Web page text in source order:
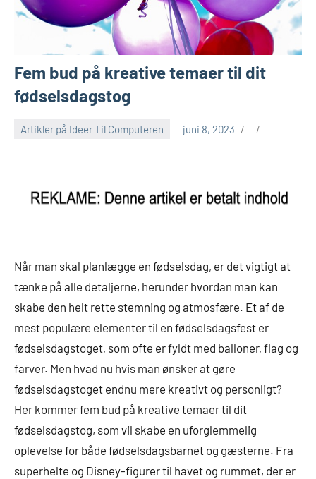
Fem bud på kreative temaer til dit
fødselsdagstog
Artikler på Ideer Til Computeren juni 8, 2023
Når man skal planlægge en fødselsdag, er det vigtigt at
tænke på alle detaljerne, herunder hvordan man kan
skabe den helt rette stemning og atmosfære. Et af de
mest populære elementer til en fødselsdagsfest er
fødselsdagstoget, som ofte er fyldt med balloner, flag og
farver. Men hvad nu hvis man ønsker at gøre
fødselsdagstoget endnu mere kreativt og personligt?
Her kommer fem bud på kreative temaer til dit
fødselsdagstog, som vil skabe en uforglemmelig
oplevelse for både fødselsdagsbarnet og gæsterne. Fra
superhelte og Disney-figurer til havet og rummet, der er